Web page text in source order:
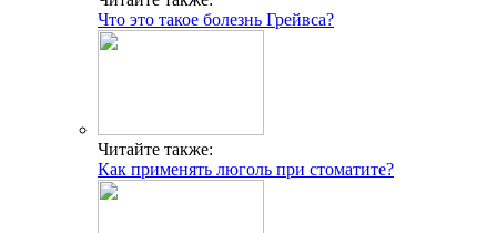
Что это такое болезнь Грейвса?
Читайте также:
Как применять люголь при стоматите?